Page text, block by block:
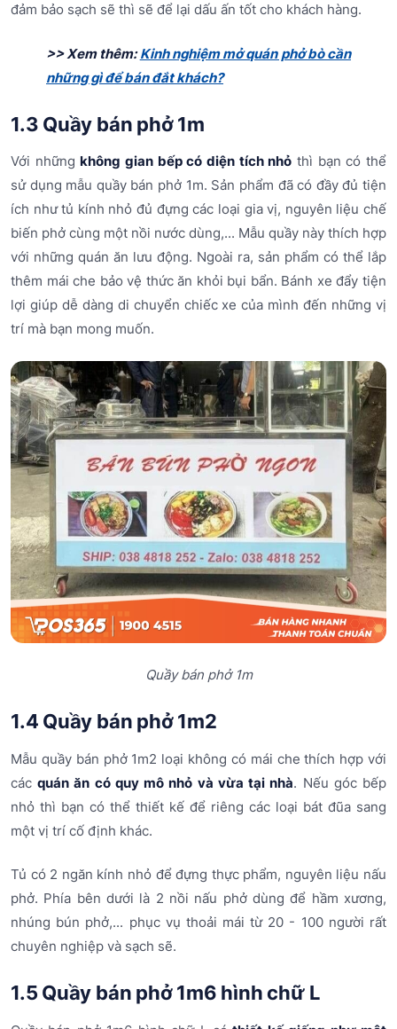
đảm bảo sạch sẽ thì sẽ để lại dấu ấn tốt cho khách hàng.
>> Xem thêm:Kinh nghiệm mở quán phở bò cần
những gì để bán đắt khách?
1.3 Quầy bán phở 1m
Với những không gian bếp có diện tích nhỏ thì bạn có thể
sử dụng mẫu quầy bán phở 1m. Sản phẩm đã có đầy đủ tiện
ích như tủ kính nhỏ đủ đựng các loại gia vị, nguyên liệu chế
biến phở cùng một nồi nước dùng,... Mẫu quầy này thích hợp
với những quán ăn lưu động. Ngoài ra, sản phẩm có thể lắp
thêm mái che bảo vệ thức ăn khỏi bụi bẩn. Bánh xe đẩy tiện
lợi giúp dễ dàng di chuyển chiếc xe của mình đến những vị
trí mà bạn mong muốn.
Quầy bán phở 1m
1.4 Quầy bán phở 1m2
Mẫu quầy bán phở 1m2 loại không có mái che thích hợp với
cácquán ăn có quy mô nhỏ và vừa tại nhà. Nếu góc bếp
nhỏ thì bạn có thể thiết kế để riêng các loại bát đũa sang
một vị trí cố định khác.
Tủ có 2 ngăn kính nhỏ để đựng thực phẩm, nguyên liệu nấu
phở. Phía bên dưới là 2 nồi nấu phở dùng để hầm xương,
nhúng bún phở,... phục vụ thoải mái từ 20 - 100 người rất
chuyên nghiệp và sạch sẽ.
1.5 Quầy bán phở 1m6 hình chữ L